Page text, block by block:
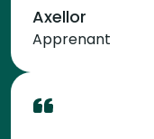
Axellor
Apprenant